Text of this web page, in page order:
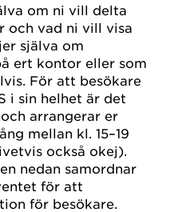
om ni vill delta
och vad ni vill visa
själva om
ert kontor eller som
För att besökare
i sin helhet är det
arrangerar er
mellan kl. 15–19
också okej).
nedan samordnar
för att
för besökare.